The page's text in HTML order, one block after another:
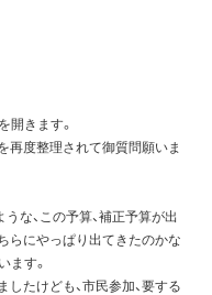
開きます。
再度整理されて御質問願いま
な、この予算、補正予算が出
らにやっぱり出てきたのかな
ます。
たけども、市民参加、要する